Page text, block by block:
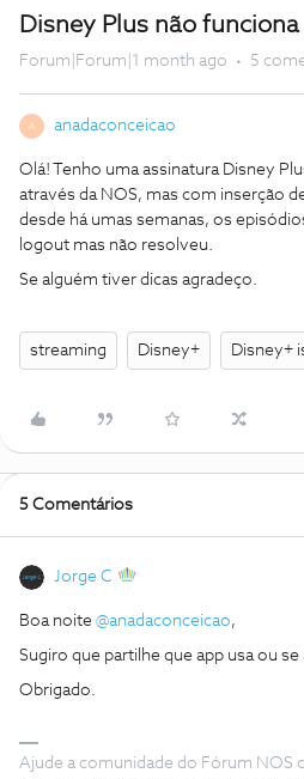
Disney Plus não funciona
Forum|Forum|1 month ago 5
A anadaconceicao
Olá! Tenho uma assinatura Disney
através da NOS, mas com inserção
desde há umas semanas, os
logout mas não resolveu.
Se alguém tiver dicas agradeço.
streaming Disney+ Disney+
5 Comentários
Jorge C
Boa noite ​ @anadaconceicao,
Sugiro que partilhe que app usa ou
Obrigado.
Ajude a comunidade do Fórum NOS